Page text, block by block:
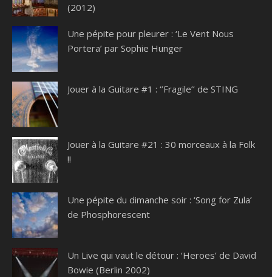
(2012)
Une pépite pour pleurer : ‘Le Vent Nous
Portera’ par Sophie Hunger
Jouer à la Guitare #1 : ‘’Fragile’’ de STING
Jouer à la Guitare #21 : 30 morceaux à la Folk
!!
Une pépite du dimanche soir : ‘Song for Zula’
de Phosphorescent
Un Live qui vaut le détour : ‘Heroes’ de David
Bowie (Berlin 2002)